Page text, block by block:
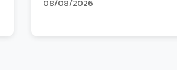
08/08/2026